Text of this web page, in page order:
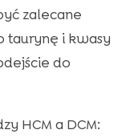
zalecane
taurynę i kwasy
do
HCM a DCM: